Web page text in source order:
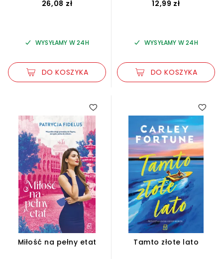
26,08 zł
WYSYŁAMY W 24H
DO KOSZYKA
12,99 zł
WYSYŁAMY W 24H
DO KOSZYKA
Miłość na pełny etat Tamto złote lato